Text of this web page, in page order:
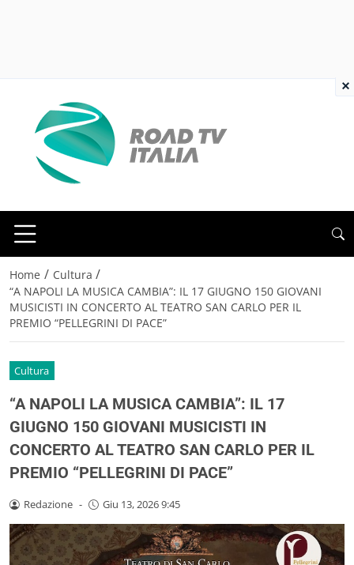
Home / Cultura /
“A NAPOLI LA MUSICA CAMBIA”: IL 17 GIUGNO 150 GIOVANI
MUSICISTI IN CONCERTO AL TEATRO SAN CARLO PER IL
PREMIO “PELLEGRINI DI PACE”
Cultura
“A NAPOLI LA MUSICA CAMBIA”: IL 17
GIUGNO 150 GIOVANI MUSICISTI IN
CONCERTO AL TEATRO SAN CARLO PER IL
PREMIO “PELLEGRINI DI PACE”
Redazione - Giu 13, 2026 9:45
×